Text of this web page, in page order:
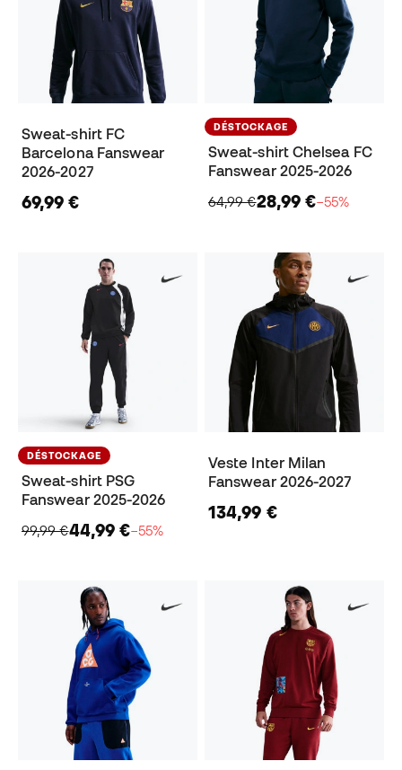
Sweat-shirt FC
Barcelona Fanswear
2026-2027
69,99 €
DÉSTOCKAGE
Sweat-shirt Chelsea FC
Fanswear 2025-2026
64,99 €28,99 €−55%
DÉSTOCKAGE
Sweat-shirt PSG
Fanswear 2025-2026
99,99 €44,99 €−55%
Veste Inter Milan
Fanswear 2026-2027
134,99 €